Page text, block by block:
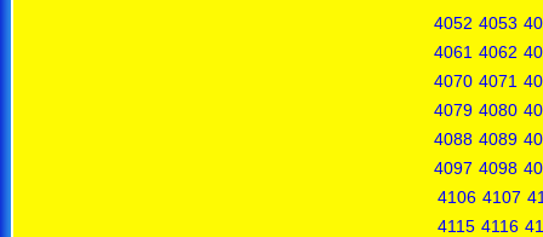
4052 4053
4061 4062
4070 4071
4079 4080
4088 4089
4097 4098
4106 4107
4115 4116